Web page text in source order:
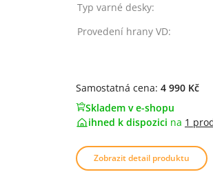
Typ varné desky:
Provedení hrany VD:
Samostatná cena: 4 990 Kč
Skladem v e-shopu
ihned k dispozici na 1
Zobrazit detail produktu